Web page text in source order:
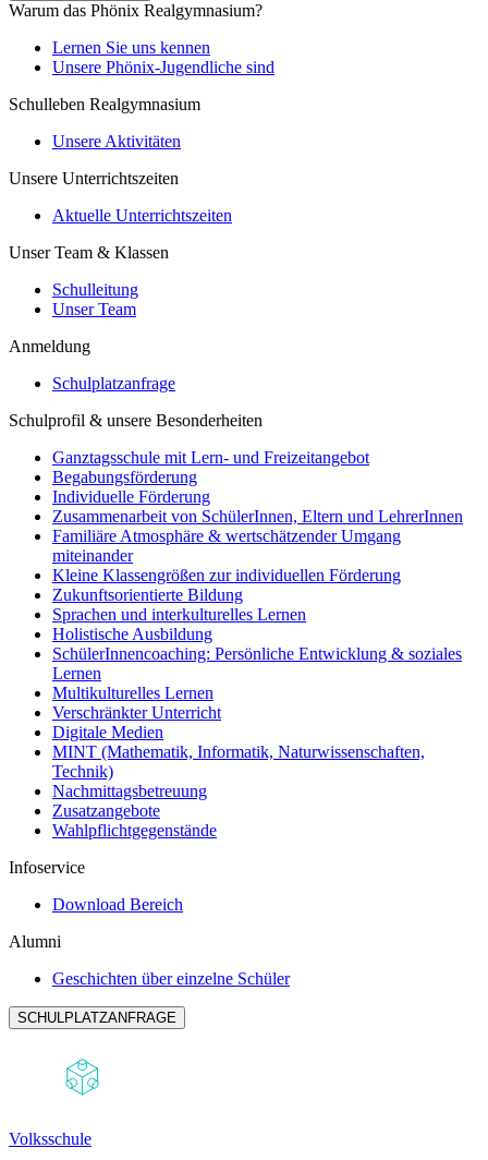
Warum das Phönix Realgymnasium?
Lernen Sie uns kennen
Unsere Phönix-Jugendliche sind
Schulleben Realgymnasium
Unsere Aktivitäten
Unsere Unterrichtszeiten
Aktuelle Unterrichtszeiten
Unser Team & Klassen
Schulleitung
Unser Team
Anmeldung
Schulplatzanfrage
Schulprofil & unsere Besonderheiten
Ganztagsschule mit Lern- und Freizeitangebot
Begabungsförderung
Individuelle Förderung
Zusammenarbeit von SchülerInnen, Eltern und LehrerInnen
Familiäre Atmosphäre & wertschätzender Umgang
miteinander
Kleine Klassengrößen zur individuellen Förderung
Zukunftsorientierte Bildung
Sprachen und interkulturelles Lernen
Holistische Ausbildung
SchülerInnencoaching: Persönliche Entwicklung & soziales
Lernen
Multikulturelles Lernen
Verschränkter Unterricht
Digitale Medien
MINT (Mathematik, Informatik, Naturwissenschaften,
Technik)
Nachmittagsbetreuung
Zusatzangebote
Wahlpflichtgegenstände
Infoservice
Download Bereich
Alumni
Geschichten über einzelne Schüler
SCHULPLATZANFRAGE
Volksschule